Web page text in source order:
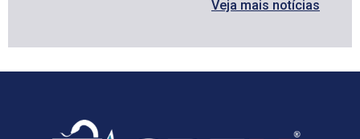
Veja mais notícias